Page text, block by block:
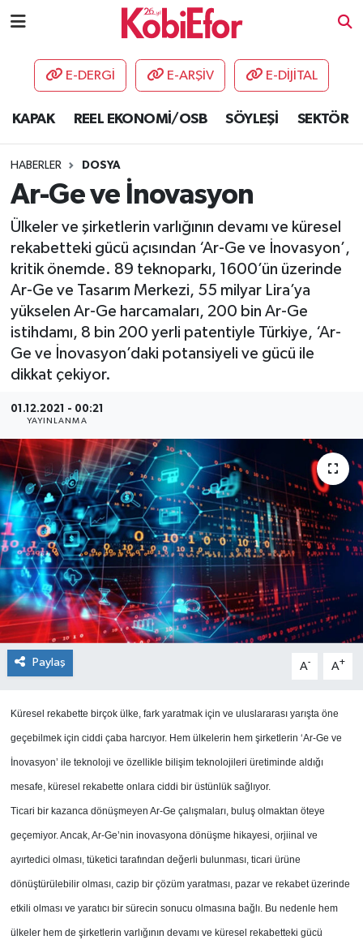
E-DERGİ E-ARŞİV E-DİJİTAL
KAPAK REEL EKONOMİ/OSB SÖYLEŞİ SEKTÖR
HABERLER DOSYA
Ar-Ge ve İnovasyon
Ülkeler ve şirketlerin varlığının devamı ve küresel
rekabetteki gücü açısından ‘Ar-Ge ve İnovasyon’,
kritik önemde. 89 teknoparkı, 1600’ün üzerinde
Ar-Ge ve Tasarım Merkezi, 55 milyar Lira’ya
yükselen Ar-Ge harcamaları, 200 bin Ar-Ge
istihdamı, 8 bin 200 yerli patentiyle Türkiye, ‘Ar-
Ge ve İnovasyon’daki potansiyeli ve gücü ile
dikkat çekiyor.
01.12.2021 - 00:21
YAYINLANMA
Paylaş A- A+
Küresel rekabette birçok ülke, fark yaratmak için ve uluslararası yarışta öne
geçebilmek için ciddi çaba harcıyor. Hem ülkelerin hem şirketlerin ‘Ar-Ge ve
İnovasyon’ ile teknoloji ve özellikle bilişim teknolojileri üretiminde aldığı
mesafe, küresel rekabette onlara ciddi bir üstünlük sağlıyor.
Ticari bir kazanca dönüşmeyen Ar-Ge çalışmaları, buluş olmaktan öteye
geçemiyor. Ancak, Ar-Ge’nin inovasyona dönüşme hikayesi, orjiinal ve
ayırtedici olması, tüketici tarafından değerli bulunması, ticari ürüne
dönüştürülebilir olması, cazip bir çözüm yaratması, pazar ve rekabet üzerinde
etkili olması ve yaratıcı bir sürecin sonucu olmasına bağlı. Bu nedenle hem
ülkeler hem de şirketlerin varlığının devamı ve küresel rekabetteki gücü
AKADEMİ
DESTEK-TEŞVİK
ETKİNLİK
GÜNCEL
HABERLER
KAPAK
OSB
SÖYLEŞİ
ÜLKE
YAŞAM